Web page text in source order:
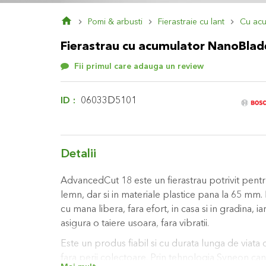
Pomi & arbusti Fierastraie cu lant Cu
Fierastrau cu acumulator
Fii primul care adauga un review
ID 06033D5101
Detalii
AdvancedCut 18 este un fierastrau potrivit
lemn, dar si in materiale plastice pana la 65
cu mana libera, fara efort, in casa si in gradina,
asigura o taiere usoara, fara vibratii.
Este un produs fiabil si cu durata lunga de
fara perii colectoare. Prin tehnologia Syneon